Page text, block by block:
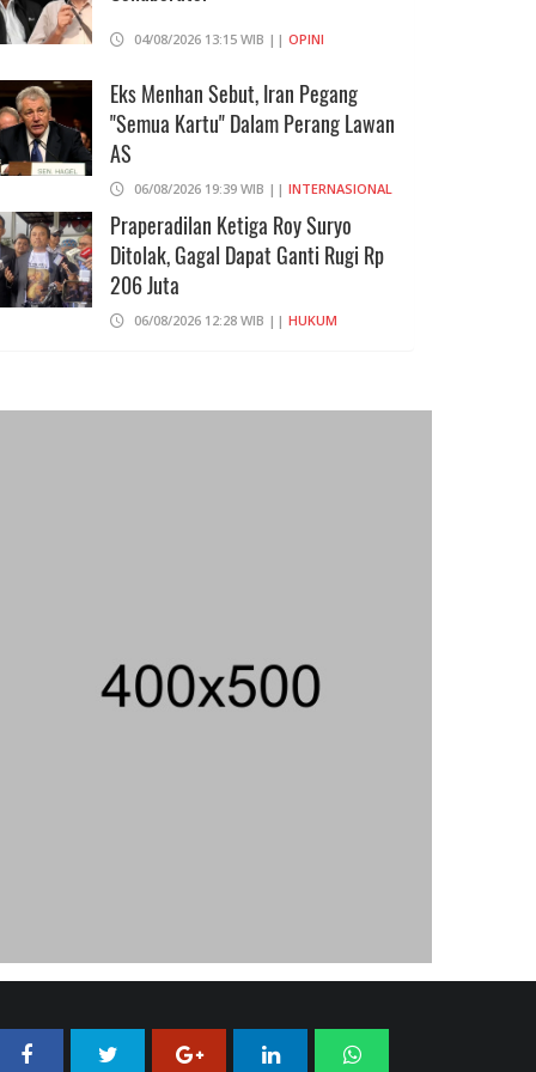
Terlibat Penjualan Minyak
ke Pasar Global
29/05/2026 13:12
Pertamax
04/08/2026 13:15 WIB || OPINI
Eks Menhan Sebut, Iran Pegang
"Semua Kartu" Dalam Perang Lawan
AS
06/08/2026 19:39 WIB || INTERNASIONAL
Praperadilan Ketiga Roy Suryo
Ditolak, Gagal Dapat Ganti Rugi Rp
206 Juta
06/08/2026 12:28 WIB || HUKUM
SPPG Karangturi
Maklumat Merdeka Barat
04/08/2026 22:54 WIB || MAKRO/MIKRO
05/08/2026 17:25 WIB ||KRIMINAL
Buku Dan Diskusi UU Perekonomian